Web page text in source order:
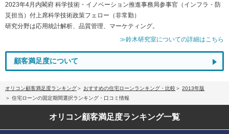
2023年4月内閣府 科学技術・イノベーション推進事務局参事官（インフラ・防
災担当）付上席科学技術政策フェロー（非常勤）
研究分野は応用統計解析、品質管理、マーケティング。
≫鈴木研究室についての詳細はこちら
顧客満足度について
オリコン顧客満足度ランキング おすすめの住宅ローンランキング・比較
2013年版
住宅ローンの固定期間選択ランキング・口コミ情報
オリコン顧客満足度ランキング一覧